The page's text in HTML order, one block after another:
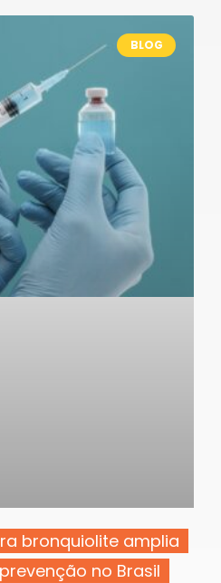
BLOG
bronquiolite amplia
no Brasil